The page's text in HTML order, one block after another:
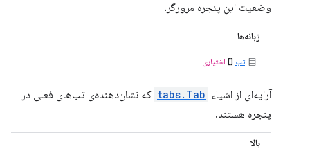
وضعیت این پنجره مرورگر.
زبانه‌ها
تب [] اختیاری
آرایه‌ای از اشیاء tabs.Tab که نشان‌دهنده‌ی تب‌های فعلی در
پنجره هستند.
بالا